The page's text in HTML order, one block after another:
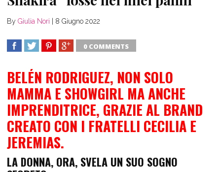
By Giulia Nori 8 Giugno 2022
0 COMMENTS
BELÉN RODRIGUEZ, NON SOLO
MAMMA E SHOWGIRL MA ANCHE
IMPRENDITRICE, GRAZIE AL BRAND
CREATO CON I FRATELLI CECILIA E
JEREMIAS.
LA DONNA, ORA, SVELA UN SUO SOGNO